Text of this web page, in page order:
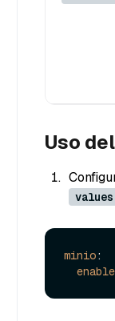
Uso
minio: